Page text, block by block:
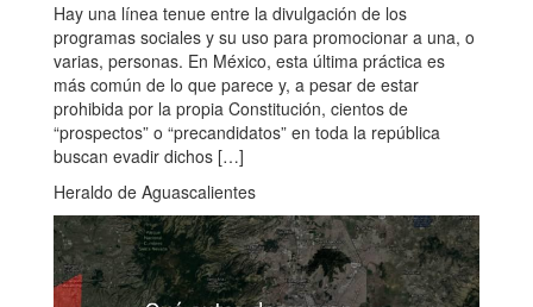
Hay una línea tenue entre la divulgación de los
programas sociales y su uso para promocionar a una, o
varias, personas. En México, esta última práctica es
más común de lo que parece y, a pesar de estar
prohibida por la propia Constitución, cientos de
“prospectos” o “precandidatos” en toda la república
buscan evadir dichos […]
Heraldo de Aguascalientes